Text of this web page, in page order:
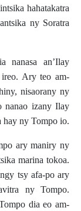
hahatakatra
ny Soratra
nanasa an’Ilay
Ary teo am-
nisaorany ny
nanao izany Ilay
hay ny Tompo io.
ary maniry ny
marina tokoa.
tsy afa-po ary
ny Tompo.
dia eo am-